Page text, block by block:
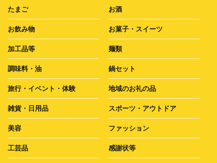
たまご お酒
お飲み物 お菓子・スイーツ
加工品等 麺類
調味料・油 鍋セット
旅行・イベント・体験 地域のお礼の品
雑貨・日用品 スポーツ・アウトドア
美容 ファッション
工芸品 感謝状等